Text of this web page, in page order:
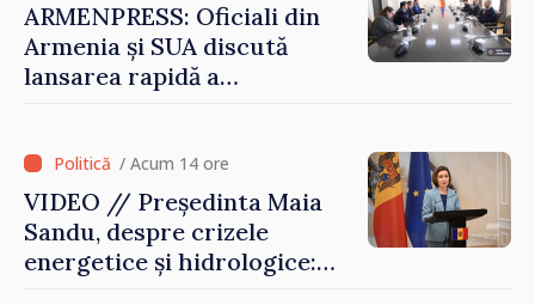
ARMENPRESS: Oficiali din
Armenia și SUA discută
lansarea rapidă a
/ Acum 14 ore
VIDEO // Președinta Maia
Sandu, despre crizele
energetice și hidrologice: